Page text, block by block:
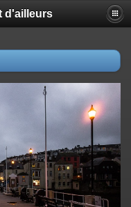
d'ailleurs